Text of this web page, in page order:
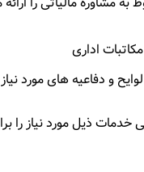
اداری
و دفاعیه های مورد نیاز
خدمات ذیل مورد نیاز را